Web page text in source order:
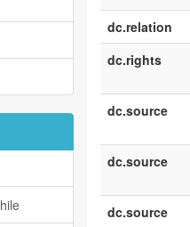
dc.relation
dc.rights
dc.source
dc.source
dc.source